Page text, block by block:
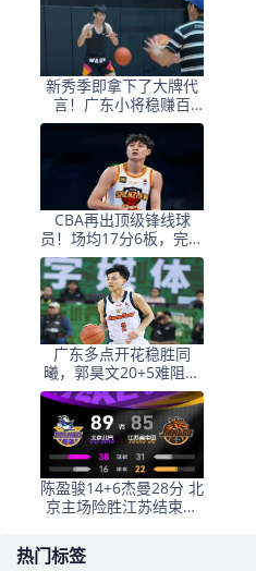
新秀季即拿下了大牌代
言！广东小将稳赚百
万，大功臣非杜锋莫属
了
CBA再出顶级锋线球
员！场均17分6板，完胜
张镇麟和曾凡博
广东多点开花稳胜同
曦，郭昊文20+5难阻队
败，胡明轩状态全面回
暖
陈盈骏14+6杰曼28分 北
京主场险胜江苏结束连
热门标签